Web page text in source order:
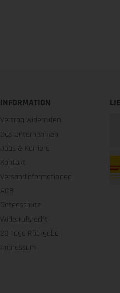
INFORMATION
Vertrag widerrufen
Das Unternehmen
Jobs & Karriere
Kontakt
Versandinformationen
AGB
Datenschutz
Widerrufsrecht
28 Tage Rückgabe
Impressum